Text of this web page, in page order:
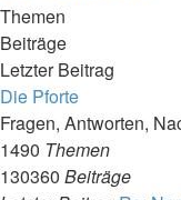
Themen
Beiträge
Letzter Beitrag
Die Pforte
Fragen, Antworten,
1490 Themen
130360 Beiträge